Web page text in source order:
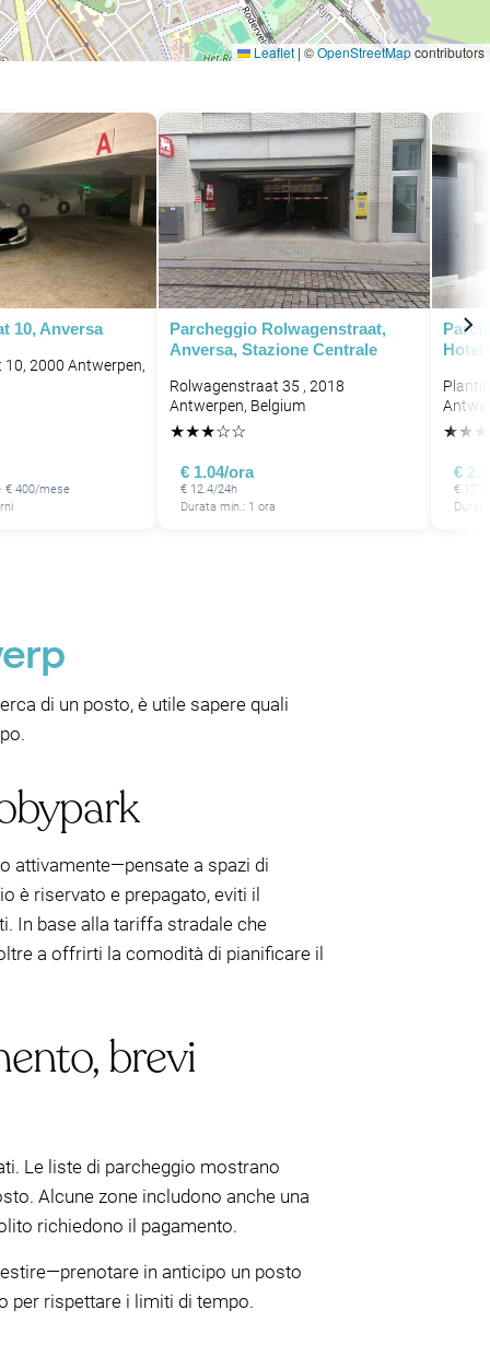
Leaflet | ©OpenStreetMapcontributors
10, Anversa
2000 Antwerpen,
€ 400/mese
Parcheggio Rolwagenstraat,
Anversa, Stazione Centrale
Rolwagenstraat 35 , 2018
Antwerpen, Belgium
★★★☆☆
€ 1.04/ora
€ 12.4/24h
Durata min.: 1 ora
Hotel
★★ ★
€
€
di un posto, è utile sapere quali
attivamente—pensate a spazi di
è riservato e prepagato, eviti il
In base alla tariffa stradale che
a offrirti la comodità di pianificare il
brevi
Le liste di parcheggio mostrano
Alcune zone includono anche una
richiedono il pagamento.
in anticipo un posto
per rispettare i limiti di tempo.